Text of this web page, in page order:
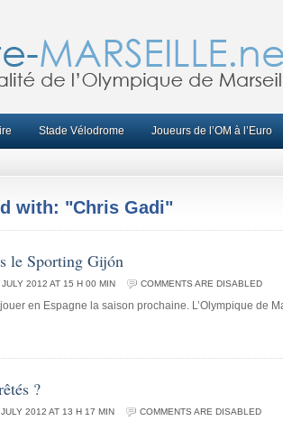
Stade Vélodrome Joueurs de l’OM à l’Euro
with: "Chris Gadi"
le Sporting Gijón
2012 AT 15 H 00 MIN COMMENTS ARE DISABLED
en Espagne la saison prochaine. L’Olympique de
?
JULY 2012 AT 13 H 17 MIN COMMENTS ARE DISABLED